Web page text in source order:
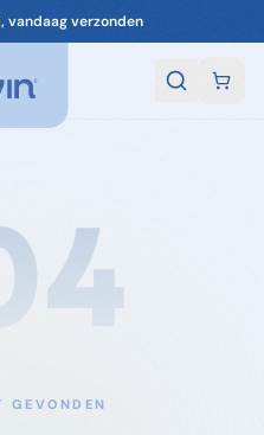
boven de €40
GEVONDEN